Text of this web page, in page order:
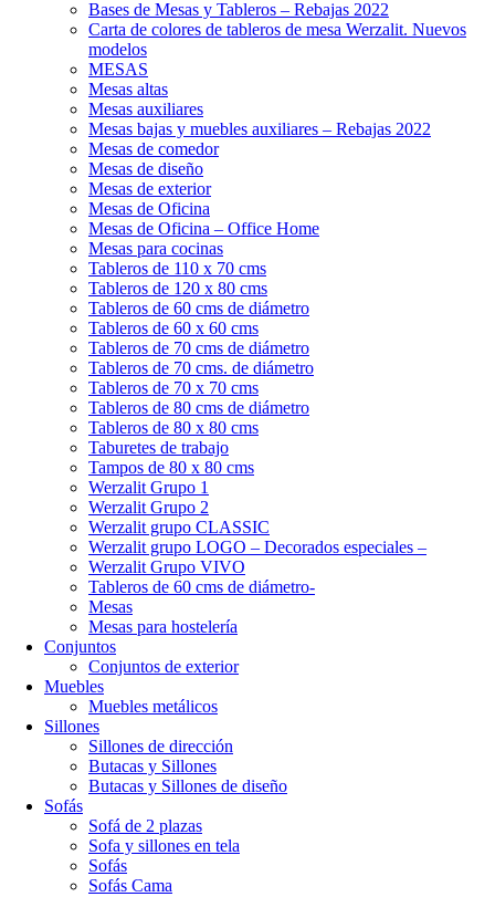
Bases de Mesas y Tableros – Rebajas 2022
Carta de colores de tableros de mesa Werzalit. Nuevos
modelos
MESAS
Mesas altas
Mesas auxiliares
Mesas bajas y muebles auxiliares – Rebajas 2022
Mesas de comedor
Mesas de diseño
Mesas de exterior
Mesas de Oficina
Mesas de Oficina – Office Home
Mesas para cocinas
Tableros de 110 x 70 cms
Tableros de 120 x 80 cms
Tableros de 60 cms de diámetro
Tableros de 60 x 60 cms
Tableros de 70 cms de diámetro
Tableros de 70 cms. de diámetro
Tableros de 70 x 70 cms
Tableros de 80 cms de diámetro
Tableros de 80 x 80 cms
Taburetes de trabajo
Tampos de 80 x 80 cms
Werzalit Grupo 1
Werzalit Grupo 2
Werzalit grupo CLASSIC
Werzalit grupo LOGO – Decorados especiales –
Werzalit Grupo VIVO
Tableros de 60 cms de diámetro-
Mesas
Mesas para hostelería
Conjuntos
Conjuntos de exterior
Muebles
Muebles metálicos
Sillones
Sillones de dirección
Butacas y Sillones
Butacas y Sillones de diseño
Sofás
Sofá de 2 plazas
Sofa y sillones en tela
Sofás
Sofás Cama